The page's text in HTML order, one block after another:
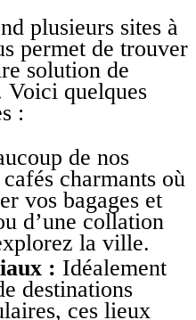
plusieurs sites à
permet de trouver
solution de
Voici quelques
:
de nos
charmants où
vos bagages et
d’une collation
la ville.
: Idéalement
destinations
ces lieux